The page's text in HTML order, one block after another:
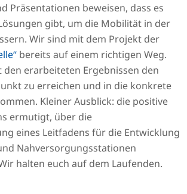
Präsentationen beweisen, dass es
gibt, um die Mobilität in der
Wir sind mit dem Projekt der
bereits auf einem richtigen Weg.
den erarbeiteten Ergebnissen den
zu erreichen und in die konkrete
Kleiner Ausblick: die positive
ermutigt, über die
eines Leitfadens für die Entwicklung
Nahversorgungsstationen
halten euch auf dem Laufenden.